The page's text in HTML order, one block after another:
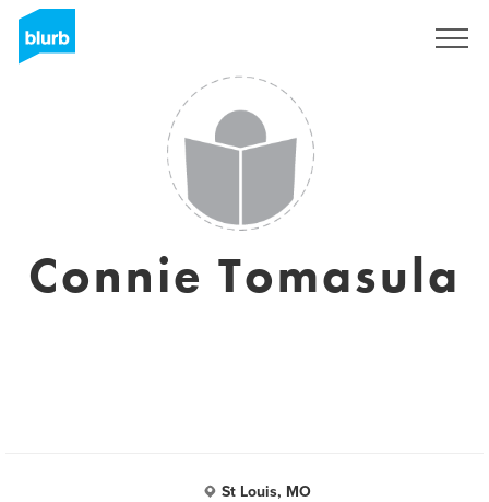
Connie Tomasula
St Louis, MO